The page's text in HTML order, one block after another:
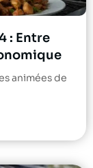
: Entre
animées de